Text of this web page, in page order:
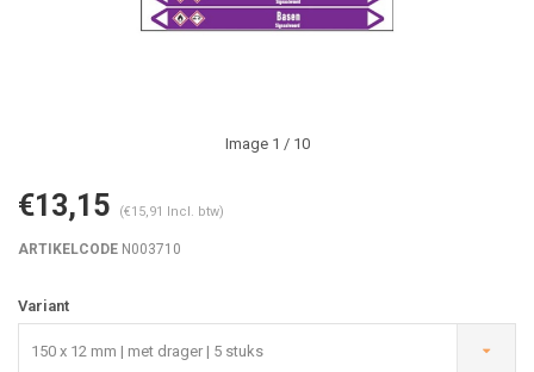
Image 1 / 10
€13,15 (€15,91 Incl. btw)
ARTIKELCODE N003710
Variant
150 x 12 mm | met drager | 5 stuks